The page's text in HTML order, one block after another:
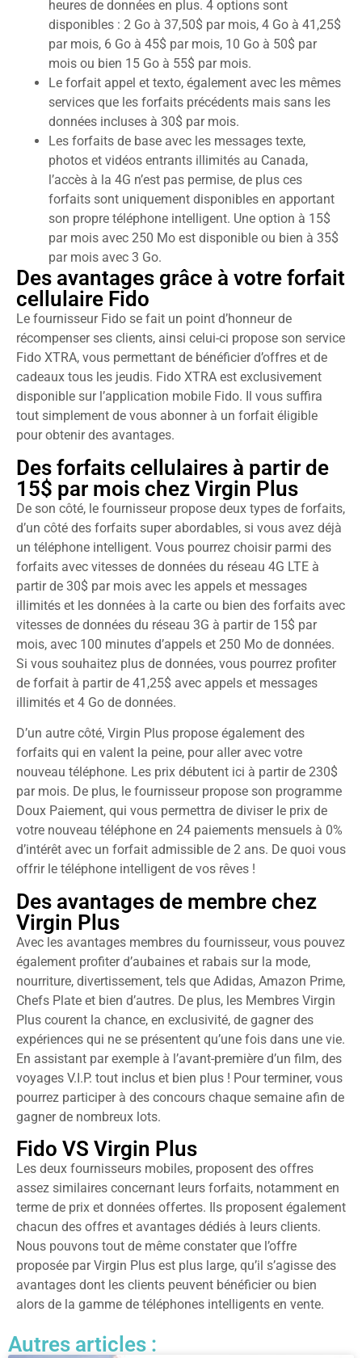
heures de données en plus. 4 options sont
disponibles : 2 Go à 37,50$ par mois, 4 Go à 41,25$
par mois, 6 Go à 45$ par mois, 10 Go à 50$ par
mois ou bien 15 Go à 55$ par mois.
Le forfait appel et texto, également avec les mêmes
services que les forfaits précédents mais sans les
données incluses à 30$ par mois.
Les forfaits de base avec les messages texte,
photos et vidéos entrants illimités au Canada,
l’accès à la 4G n’est pas permise, de plus ces
forfaits sont uniquement disponibles en apportant
son propre téléphone intelligent. Une option à 15$
par mois avec 250 Mo est disponible ou bien à 35$
par mois avec 3 Go.
Des avantages grâce à votre forfait
cellulaire Fido
Le fournisseur Fido se fait un point d’honneur de
récompenser ses clients, ainsi celui-ci propose son service
Fido XTRA, vous permettant de bénéficier d’offres et de
cadeaux tous les jeudis. Fido XTRA est exclusivement
disponible sur l’application mobile Fido. Il vous suffira
tout simplement de vous abonner à un forfait éligible
pour obtenir des avantages.
Des forfaits cellulaires à partir de
15$ par mois chez Virgin Plus
De son côté, le fournisseur propose deux types de forfaits,
d’un côté des forfaits super abordables, si vous avez déjà
un téléphone intelligent. Vous pourrez choisir parmi des
forfaits avec vitesses de données du réseau 4G LTE à
partir de 30$ par mois avec les appels et messages
illimités et les données à la carte ou bien des forfaits avec
vitesses de données du réseau 3G à partir de 15$ par
mois, avec 100 minutes d’appels et 250 Mo de données.
Si vous souhaitez plus de données, vous pourrez profiter
de forfait à partir de 41,25$ avec appels et messages
illimités et 4 Go de données.
D’un autre côté, Virgin Plus propose également des
forfaits qui en valent la peine, pour aller avec votre
nouveau téléphone. Les prix débutent ici à partir de 230$
par mois. De plus, le fournisseur propose son programme
Doux Paiement, qui vous permettra de diviser le prix de
votre nouveau téléphone en 24 paiements mensuels à 0%
d’intérêt avec un forfait admissible de 2 ans. De quoi vous
offrir le téléphone intelligent de vos rêves !
Des avantages de membre chez
Virgin Plus
Avec les avantages membres du fournisseur, vous pouvez
également profiter d’aubaines et rabais sur la mode,
nourriture, divertissement, tels que Adidas, Amazon Prime,
Chefs Plate et bien d’autres. De plus, les Membres Virgin
Plus courent la chance, en exclusivité, de gagner des
expériences qui ne se présentent qu’une fois dans une vie.
En assistant par exemple à l’avant-première d’un film, des
voyages V.I.P. tout inclus et bien plus ! Pour terminer, vous
pourrez participer à des concours chaque semaine afin de
gagner de nombreux lots.
Fido VS Virgin Plus
Les deux fournisseurs mobiles, proposent des offres
assez similaires concernant leurs forfaits, notamment en
terme de prix et données offertes. Ils proposent également
chacun des offres et avantages dédiés à leurs clients.
Nous pouvons tout de même constater que l’offre
proposée par Virgin Plus est plus large, qu’il s’agisse des
avantages dont les clients peuvent bénéficier ou bien
alors de la gamme de téléphones intelligents en vente.
Autres articles :